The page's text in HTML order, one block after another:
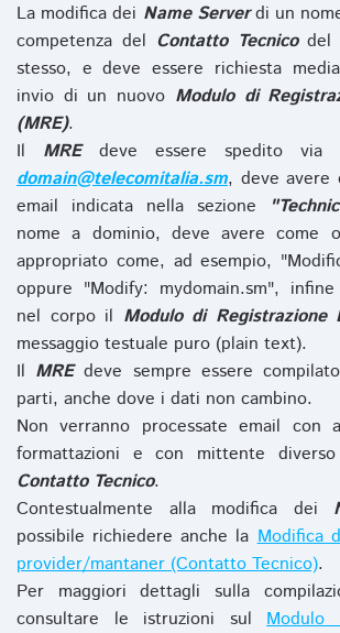
La modifica dei Name Serverdi un
competenza del Contatto Tecnicodel
stesso, e deve essere richiesta
invio di un nuovo Modulo di
(MRE).
Il MREdeve essere spedito via
domain@telecomitalia.sm, deve avere
email indicata nella sezione
nome a dominio, deve avere come
appropriato come, ad esempio,
oppure "Modify: mydomain.sm",
nel corpo il Modulo di Registrazione
messaggio testuale puro (plain text).
Il MREdeve sempre essere
parti, anche dove i dati non cambino.
Non verranno processate email con
formattazioni e con mittente
Contatto Tecnico.
Contestualmente alla modifica dei
possibile richiedere anche laModifica
provider/mantaner (Contatto Tecnico).
Per maggiori dettagli sulla
consultare le istruzioni sul Modulo